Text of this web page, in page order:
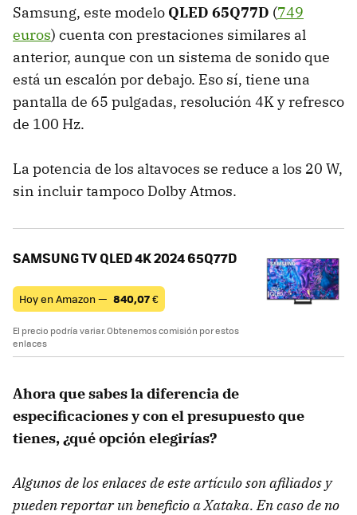
Samsung, este modelo QLED 65Q77D (749
euros) cuenta con prestaciones similares al
anterior, aunque con un sistema de sonido que
está un escalón por debajo. Eso sí, tiene una
pantalla de 65 pulgadas, resolución 4K y refresco
de 100 Hz.
La potencia de los altavoces se reduce a los 20 W,
sin incluir tampoco Dolby Atmos.
SAMSUNG TV QLED 4K 2024 65Q77D
Hoy en Amazon — 840,07€
El precio podría variar. Obtenemos comisión por estos
enlaces
Ahora que sabes la diferencia de
especificaciones y con el presupuesto que
tienes, ¿qué opción elegirías?
Algunos de los enlaces de este artículo son afiliados y
pueden reportar un beneficio a Xataka. En caso de no